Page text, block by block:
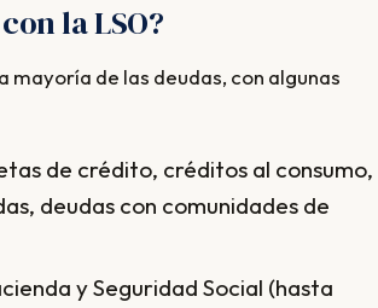
la LSO?
de las deudas, con algunas
de crédito, créditos al consumo,
deudas con comunidades de
y Seguridad Social (hasta